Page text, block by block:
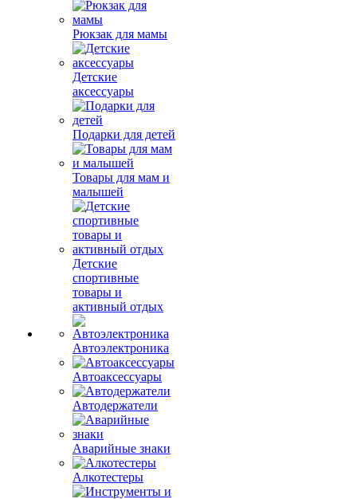
Рюкзак для мамы
Детские
аксессуары
Подарки для детей
Товары для мам и
малышей
Детские
спортивные
товары и
активный отдых
Автоэлектроника
Автоаксессуары
Автодержатели
Аварийные знаки
Алкотестеры